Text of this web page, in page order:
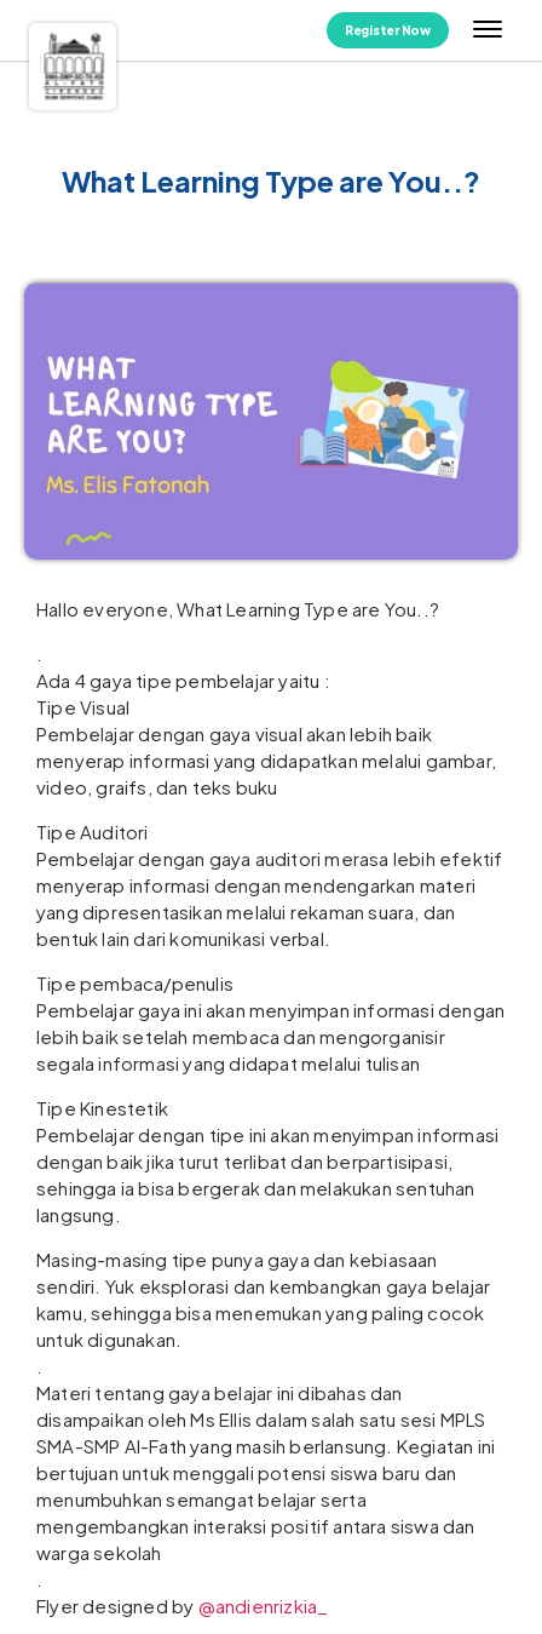
Register Now
What Learning Type are You..?
Hallo everyone, What Learning Type are You..?
Ada 4 gaya tipe pembelajar yaitu :
Tipe Visual
Pembelajar dengan gaya visual akan lebih baik
menyerap informasi yang didapatkan melalui gambar,
video, graifs, dan teks buku
Tipe Auditori
Pembelajar dengan gaya auditori merasa lebih efektif
menyerap informasi dengan mendengarkan materi
yang dipresentasikan melalui rekaman suara, dan
bentuk lain dari komunikasi verbal.
Tipe pembaca/penulis
Pembelajar gaya ini akan menyimpan informasi dengan
lebih baik setelah membaca dan mengorganisir
segala informasi yang didapat melalui tulisan
Tipe Kinestetik
Pembelajar dengan tipe ini akan menyimpan informasi
dengan baik jika turut terlibat dan berpartisipasi,
sehingga ia bisa bergerak dan melakukan sentuhan
langsung.
Masing-masing tipe punya gaya dan kebiasaan
sendiri. Yuk eksplorasi dan kembangkan gaya belajar
kamu, sehingga bisa menemukan yang paling cocok
untuk digunakan.
Materi tentang gaya belajar ini dibahas dan
disampaikan oleh Ms Ellis dalam salah satu sesi MPLS
SMA-SMP Al-Fath yang masih berlansung. Kegiatan ini
bertujuan untuk menggali potensi siswa baru dan
menumbuhkan semangat belajar serta
mengembangkan interaksi positif antara siswa dan
warga sekolah
Flyer designed by @andienrizkia_